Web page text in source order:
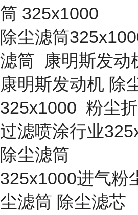
筒 325x1000
除尘滤筒
滤筒 康明斯发动
康明斯发动机 除
325x1000 粉尘
过滤喷涂行业
除尘滤筒
325x1000进气粉
尘滤筒 除尘滤芯